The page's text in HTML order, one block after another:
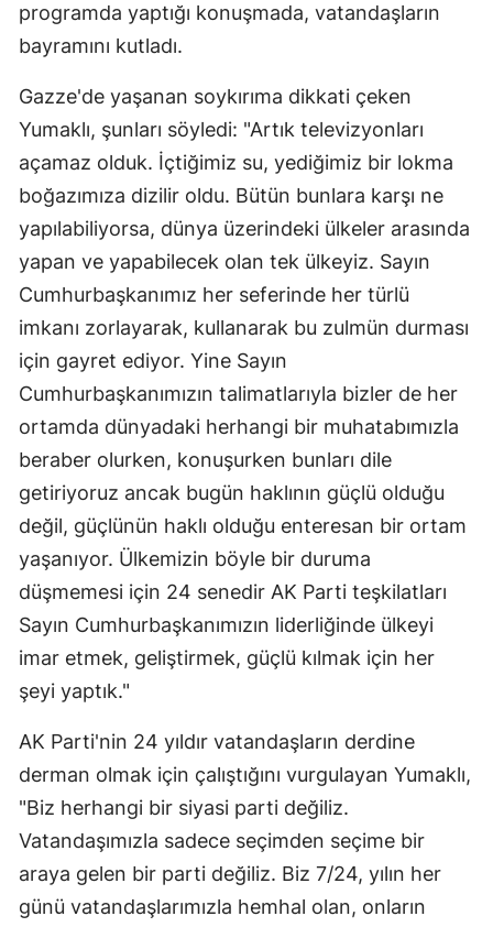
programda yaptığı konuşmada, vatandaşların
bayramını kutladı.
Gazze'de yaşanan soykırıma dikkati çeken
Yumaklı, şunları söyledi: "Artık televizyonları
açamaz olduk. İçtiğimiz su, yediğimiz bir lokma
boğazımıza dizilir oldu. Bütün bunlara karşı ne
yapılabiliyorsa, dünya üzerindeki ülkeler arasında
yapan ve yapabilecek olan tek ülkeyiz. Sayın
Cumhurbaşkanımız her seferinde her türlü
imkanı zorlayarak, kullanarak bu zulmün durması
için gayret ediyor. Yine Sayın
Cumhurbaşkanımızın talimatlarıyla bizler de her
ortamda dünyadaki herhangi bir muhatabımızla
beraber olurken, konuşurken bunları dile
getiriyoruz ancak bugün haklının güçlü olduğu
değil, güçlünün haklı olduğu enteresan bir ortam
yaşanıyor. Ülkemizin böyle bir duruma
düşmemesi için 24 senedir AK Parti teşkilatları
Sayın Cumhurbaşkanımızın liderliğinde ülkeyi
imar etmek, geliştirmek, güçlü kılmak için her
şeyi yaptık."
AK Parti'nin 24 yıldır vatandaşların derdine
derman olmak için çalıştığını vurgulayan Yumaklı,
"Biz herhangi bir siyasi parti değiliz.
Vatandaşımızla sadece seçimden seçime bir
araya gelen bir parti değiliz. Biz 7/24, yılın her
günü vatandaşlarımızla hemhal olan, onların